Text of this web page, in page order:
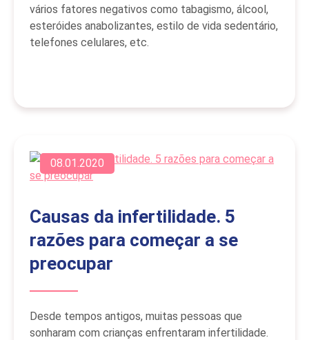
vários fatores negativos como tabagismo, álcool,
esteróides anabolizantes, estilo de vida sedentário,
telefones celulares, etc.
08.01.2020
Causas da infertilidade. 5
razões para começar a se
preocupar
Desde tempos antigos, muitas pessoas que
sonharam com crianças enfrentaram infertilidade.